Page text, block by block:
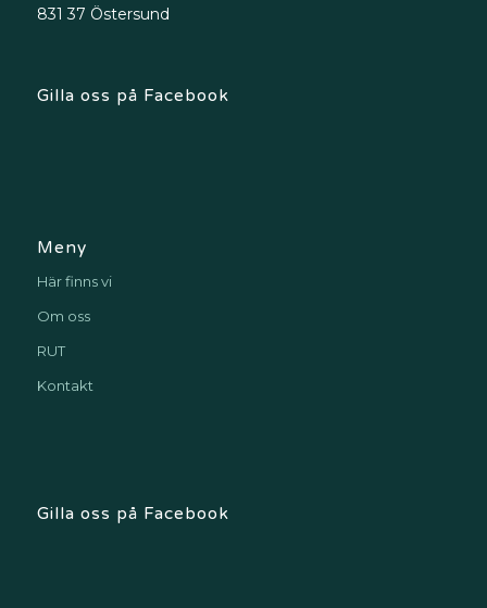
831 37 Östersund
Gilla oss på Facebook
Meny
Här finns vi
Om oss
RUT
Kontakt
Gilla oss på Facebook